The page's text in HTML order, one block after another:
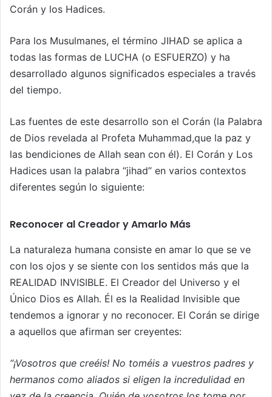
Corán y los Hadices.
Para los Musulmanes, el término JIHAD se aplica a
todas las formas de LUCHA (o ESFUERZO) y ha
desarrollado algunos significados especiales a través
del tiempo.
Las fuentes de este desarrollo son el Corán (la Palabra
de Dios revelada al Profeta Muhammad,que la paz y
las bendiciones de Allah sean con él). El Corán y Los
Hadices usan la palabra “jihad” en varios contextos
diferentes según lo siguiente:
Reconocer al Creador y Amarlo Más
La naturaleza humana consiste en amar lo que se ve
con los ojos y se siente con los sentidos más que la
REALIDAD INVISIBLE. El Creador del Universo y el
Único Dios es Allah. Él es la Realidad Invisible que
tendemos a ignorar y no reconocer. El Corán se dirige
a aquellos que afirman ser creyentes:
“¡Vosotros que creéis! No toméis a vuestros padres y
hermanos como aliados si eligen la incredulidad en